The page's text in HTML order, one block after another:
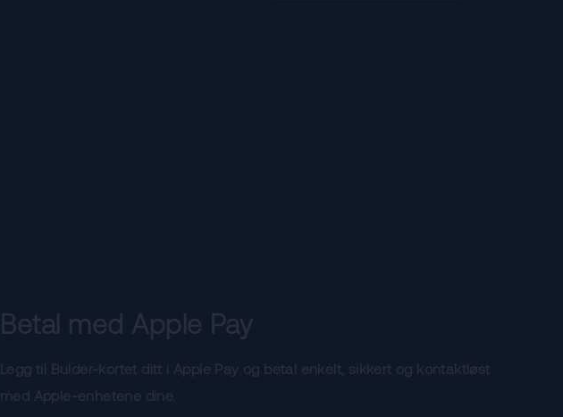
Betal med Apple Pay
Legg til Bulder-kortet ditt i Apple Pay og betal enkelt, sikkert og kontaktløst
med Apple-enhetene dine.